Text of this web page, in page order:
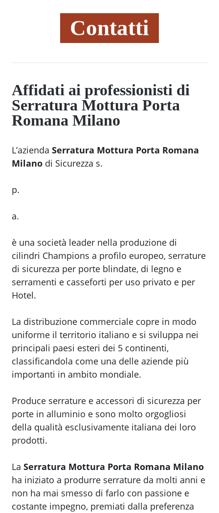
Contatti
Affidati ai professionisti di
Serratura Mottura Porta
Romana Milano
L’azienda Serratura Mottura Porta Romana
Milano di Sicurezza s.
p.
a.
è una società leader nella produzione di
cilindri Champions a profilo europeo, serrature
di sicurezza per porte blindate, di legno e
serramenti e casseforti per uso privato e per
Hotel.
La distribuzione commerciale copre in modo
uniforme il territorio italiano e si sviluppa nei
principali paesi esteri dei 5 continenti,
classificandola come una delle aziende più
importanti in ambito mondiale.
Produce serrature e accessori di sicurezza per
porte in alluminio e sono molto orgogliosi
della qualità esclusivamente italiana dei loro
prodotti.
La Serratura Mottura Porta Romana Milano
ha iniziato a produrre serrature da molti anni e
non ha mai smesso di farlo con passione e
costante impegno, premiati dalla preferenza